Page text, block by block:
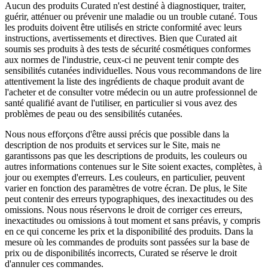
Aucun des produits Curated n'est destiné à diagnostiquer, traiter,
guérir, atténuer ou prévenir une maladie ou un trouble cutané. Tous
les produits doivent être utilisés en stricte conformité avec leurs
instructions, avertissements et directives. Bien que Curated ait
soumis ses produits à des tests de sécurité cosmétiques conformes
aux normes de l'industrie, ceux-ci ne peuvent tenir compte des
sensibilités cutanées individuelles. Nous vous recommandons de lire
attentivement la liste des ingrédients de chaque produit avant de
l'acheter et de consulter votre médecin ou un autre professionnel de
santé qualifié avant de l'utiliser, en particulier si vous avez des
problèmes de peau ou des sensibilités cutanées.
Nous nous efforçons d'être aussi précis que possible dans la
description de nos produits et services sur le Site, mais ne
garantissons pas que les descriptions de produits, les couleurs ou
autres informations contenues sur le Site soient exactes, complètes, à
jour ou exemptes d'erreurs. Les couleurs, en particulier, peuvent
varier en fonction des paramètres de votre écran. De plus, le Site
peut contenir des erreurs typographiques, des inexactitudes ou des
omissions. Nous nous réservons le droit de corriger ces erreurs,
inexactitudes ou omissions à tout moment et sans préavis, y compris
en ce qui concerne les prix et la disponibilité des produits. Dans la
mesure où les commandes de produits sont passées sur la base de
prix ou de disponibilités incorrects, Curated se réserve le droit
d'annuler ces commandes.